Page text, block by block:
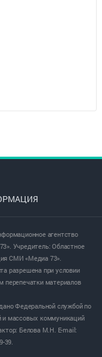
агентство
Учредитель: Областное
СМИ «Медиа 73».
разрешена при условии
перепечатки материалов
Федеральной службой по
и массовых коммуникаций
Белова М.Н. E-mail:
39.